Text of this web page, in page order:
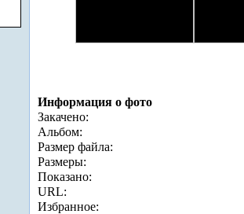
Информация о фото
Закачено:
Альбом:
Размер файла:
Размеры:
Показано:
URL:
Избранное: